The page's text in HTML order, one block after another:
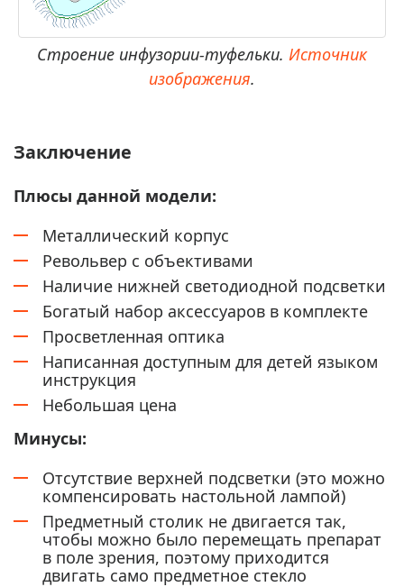
Строение инфузории-туфельки. Источник
изображения.
Заключение
Плюсы данной модели:
Металлический корпус
Револьвер с объективами
Наличие нижней светодиодной подсветки
Богатый набор аксессуаров в комплекте
Просветленная оптика
Написанная доступным для детей языком
инструкция
Небольшая цена
Минусы:
Отсутствие верхней подсветки (это можно
компенсировать настольной лампой)
Предметный столик не двигается так,
чтобы можно было перемещать препарат
в поле зрения, поэтому приходится
двигать само предметное стекло